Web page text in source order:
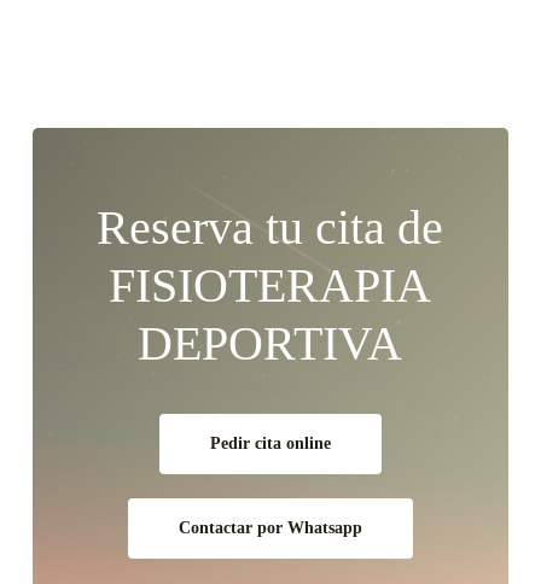
Reserva tu cita de
FISIOTERAPIA
DEPORTIVA
Pedir cita online
Contactar por Whatsapp